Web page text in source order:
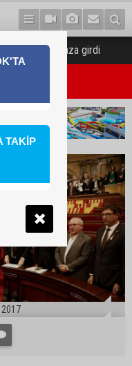
çıkmaza girdi
hayatını kaybetti, 3 kişi
2017
TAKİP